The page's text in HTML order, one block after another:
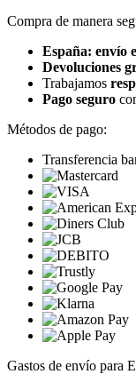
Compra de manera
España: envío
Devoluciones
Trabajamos
Pago seguro
Métodos de pago:
Transferencia
Gastos de envío para